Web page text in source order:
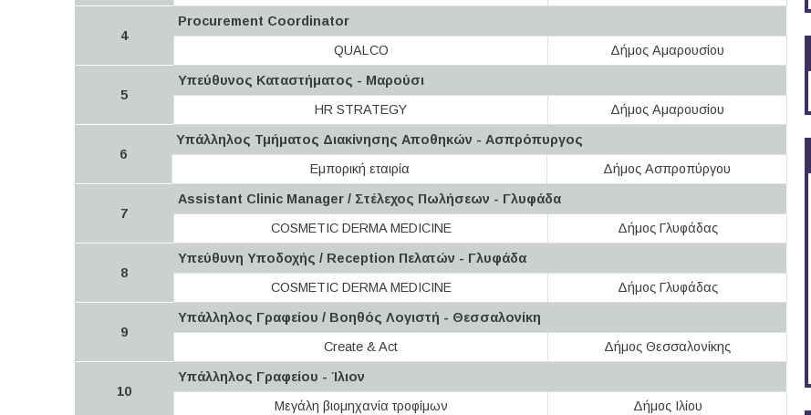
4
Procurement Coordinator
QUALCO
Δήμος Αμαρουσίου
5
Υπεύθυνος Καταστήματος - Μαρούσι
HR STRATEGY
Δήμος Αμαρουσίου
6
Υπάλληλος Τμήματος Διακίνησης Αποθηκών - Ασπρόπυργος
Εμπορική εταιρία
Δήμος Ασπροπύργου
7
Assistant Clinic Manager / Στέλεχος Πωλήσεων - Γλυφάδα
COSMETIC DERMA MEDICINE
Δήμος Γλυφάδας
8
Υπεύθυνη Υποδοχής / Reception Πελατών - Γλυφάδα
COSMETIC DERMA MEDICINE
Δήμος Γλυφάδας
9
Υπάλληλος Γραφείου / Βοηθός Λογιστή - Θεσσαλονίκη
Create & Act
Δήμος Θεσσαλονίκης
10
Υπάλληλος Γραφείου - Ίλιον
Μεγάλη βιομηχανία τροφίμων
Δήμος Ιλίου